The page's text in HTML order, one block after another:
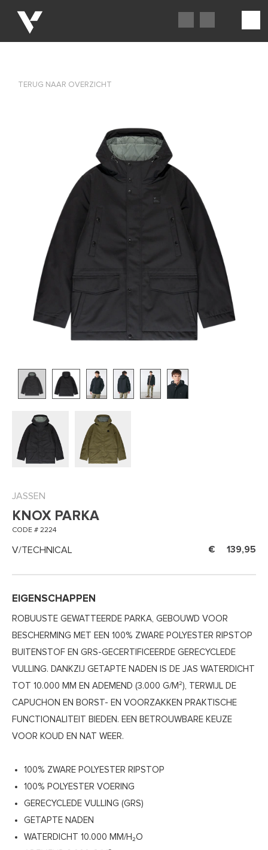
TERUG NAAR OVERZICHT
JASSEN
KNOX PARKA
CODE # 2224
V/TECHNICAL 139,95
EIGENSCHAPPEN
ROBUUSTE GEWATTEERDE PARKA, GEBOUWD VOOR
BESCHERMING MET EEN 100% ZWARE POLYESTER RIPSTOP
BUITENSTOF EN GRS-GECERTIFICEERDE GERECYCLEDE
VULLING. DANKZIJ GETAPTE NADEN IS DE JAS WATERDICHT
TOT 10.000 MM EN ADEMEND (3.000 G/M²), TERWIJL DE
CAPUCHON EN BORST- EN VOORZAKKEN PRAKTISCHE
FUNCTIONALITEIT BIEDEN. EEN BETROUWBARE KEUZE
VOOR KOUD EN NAT WEER.
100% ZWARE POLYESTER RIPSTOP
100% POLYESTER VOERING
GERECYCLEDE VULLING (GRS)
GETAPTE NADEN
WATERDICHT 10.000 MM/H₂O